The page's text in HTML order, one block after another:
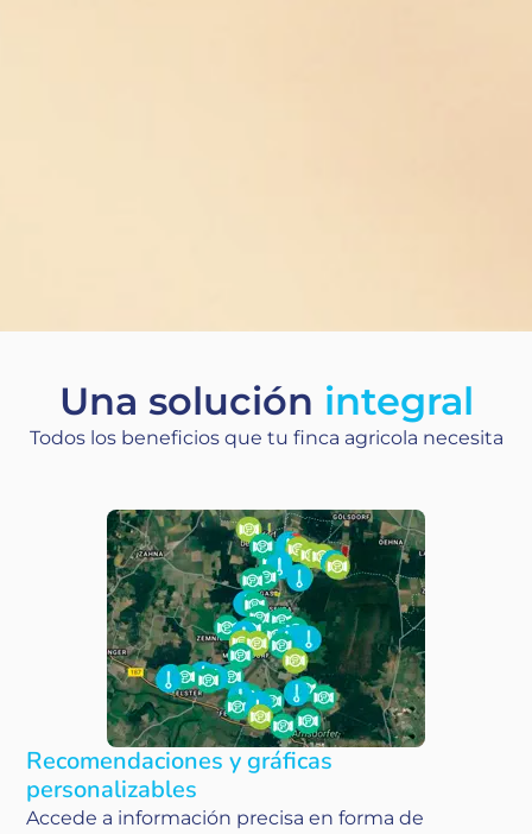
Una solución integral
Todos los beneficios que tu finca agricola necesita
Recomendaciones y gráficas
personalizables
Accede a información precisa en forma de